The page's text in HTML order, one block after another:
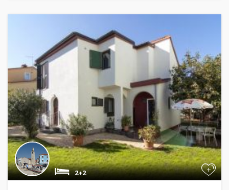
+
2+2